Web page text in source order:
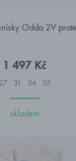
Odda 2V
1 497 Kč
27 31 34 35
skladem